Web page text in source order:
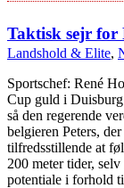
Taktisk sejr for
Landshold & Elite,
Sportschef: René
Cup guld i
så den regerende
belgieren Peters,
tilfredsstillende at
200 meter tider,
potentiale i forhold